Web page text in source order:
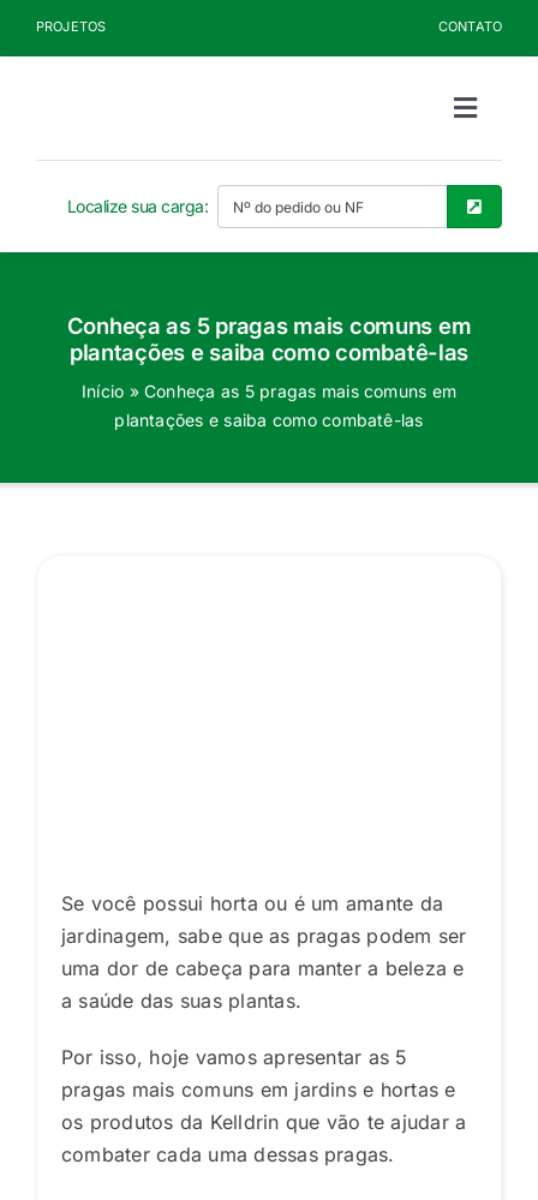
PROJETOS CONTATO
Toggle
Produtos
Documentos
Blog
Seja Cliente
Localize sua carga:
Conheça as 5 pragas mais comuns em
plantações e saiba como combatê-las
Início » Conheça as 5 pragas mais comuns em
plantações e saiba como combatê-las
Se você possui horta ou é um amante da
jardinagem, sabe que as pragas podem ser
uma dor de cabeça para manter a beleza e
a saúde das suas plantas.
Por isso, hoje vamos apresentar as 5
pragas mais comuns em jardins e hortas e
os produtos da Kelldrin que vão te ajudar a
combater cada uma dessas pragas.